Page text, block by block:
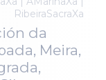
RibeiraSacraXa
da
Meira,